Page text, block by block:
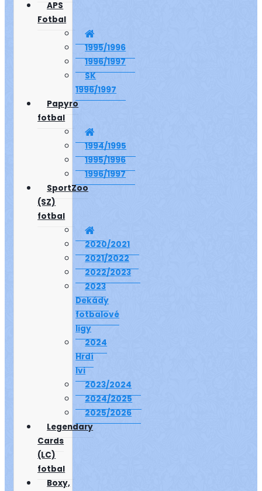
APS
Fotbal
1995/1996
1996/1997
SK
1996/1997
Papyro
fotbal
1994/1995
1995/1996
1996/1997
SportZoo
(SZ)
fotbal
2020/2021
2021/2022
2022/2023
2023
Dekády
fotbalové
ligy
2024
Hrdí
lvi
2023/2024
2024/2025
2025/2026
Legendary
Cards
(LC)
fotbal
Boxy,